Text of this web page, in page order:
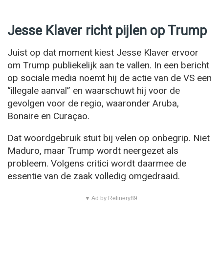
Jesse Klaver richt pijlen op Trump
Juist op dat moment kiest Jesse Klaver ervoor
om Trump publiekelijk aan te vallen. In een bericht
op sociale media noemt hij de actie van de VS een
“illegale aanval” en waarschuwt hij voor de
gevolgen voor de regio, waaronder Aruba,
Bonaire en Curaçao.
Dat woordgebruik stuit bij velen op onbegrip. Niet
Maduro, maar Trump wordt neergezet als
probleem. Volgens critici wordt daarmee de
essentie van de zaak volledig omgedraaid.
▼ Ad by Refinery89